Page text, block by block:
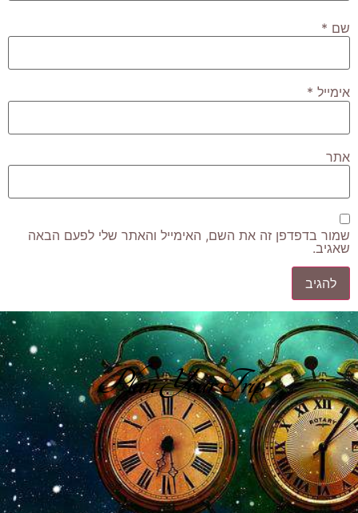
שם *
אימייל *
אתר
שמור בדפדפן זה את השם, האימייל והאתר שלי לפעם הבאה
שאגיב.
Plan Your Trip